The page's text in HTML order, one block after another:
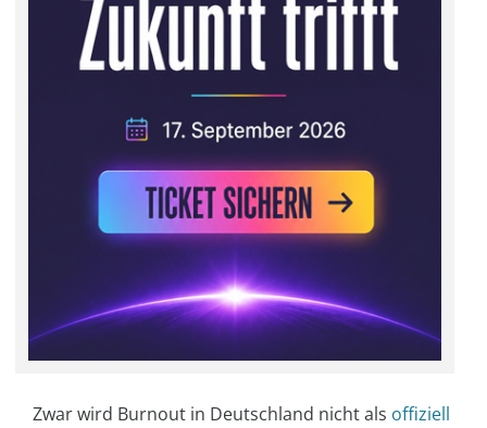
Zwar wird Burnout in Deutschland nicht als offiziell